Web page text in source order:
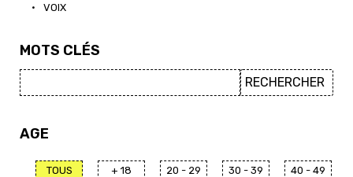
• VOIX
MOTS CLÉS
AGE
TOUS + 18 20 - 29 30 - 39 40 - 49